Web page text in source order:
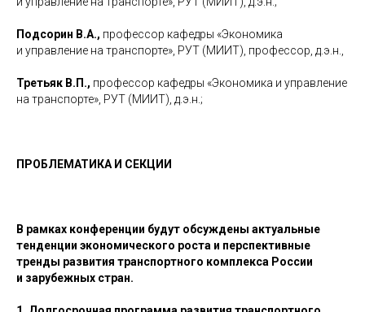
Подсорин В.А., профессор кафедры «Экономика
и управление на транспорте», РУТ (МИИТ), профессор, д.э.н.,
Третьяк В.П., профессор кафедры «Экономика и управление
на транспорте», РУТ (МИИТ), д.э.н.;
ПРОБЛЕМАТИКА И СЕКЦИИ
В рамках конференции будут обсуждены актуальные
тенденции экономического роста и перспективные
тренды развития транспортного комплекса России
и зарубежных стран.